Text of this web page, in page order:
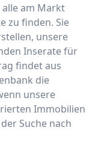
am Markt
zu finden. Sie
unsere
Inserate für
findet aus
die
unsere
Immobilien
Suche nach